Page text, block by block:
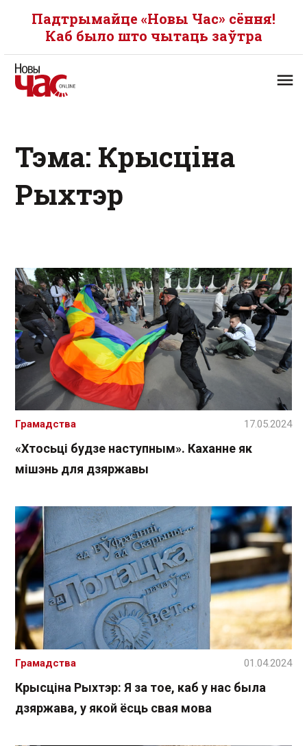
Падтрымайце «Новы Час» сёння!
Каб было што чытаць заўтра
Тэма: Крысціна
Рыхтэр
«Хтосьці будзе наступным». Каханне як
мішэнь для дзяржавы
Грамадства 17.05.2024
Крысціна Рыхтэр: Я за тое, каб у нас была
дзяржава, у якой ёсць свая мова
Грамадства 01.04.2024